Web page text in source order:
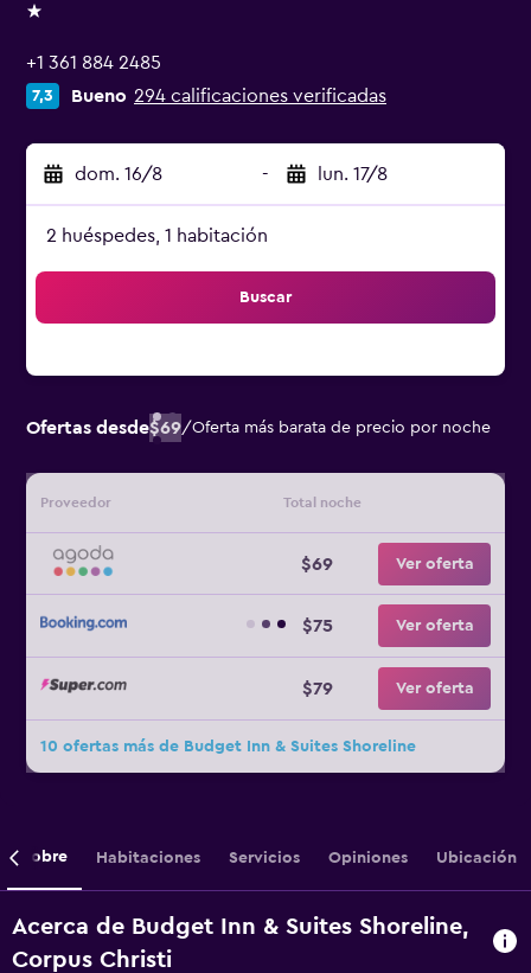
1 estrella
+1 361 884 2485
7,3 Bueno 294 calificaciones verificadas
dom. 16/8 - lun. 17/8
2 huéspedes, 1 habitación
Buscar
Ofertas desde$69/Oferta más barata de precio por noche
Proveedor Total noche
$69 Ver oferta
$75 Ver oferta
$79 Ver oferta
10 ofertas más de Budget Inn & Suites Shoreline
Sobre Habitaciones Servicios Opiniones Ubicación
Acerca de Budget Inn & Suites Shoreline,
Corpus Christi